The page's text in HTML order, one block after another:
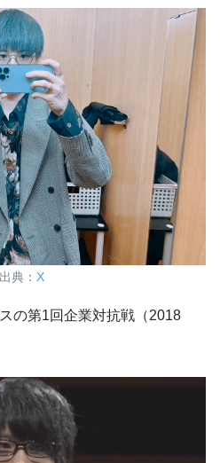
出典： X
の第1回企業対抗戦（2018